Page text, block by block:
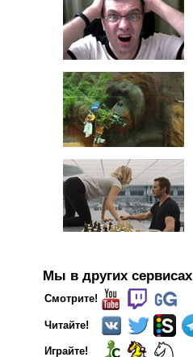
Мы в других сервисах
Смотрите!
Читайте!
Играйте!